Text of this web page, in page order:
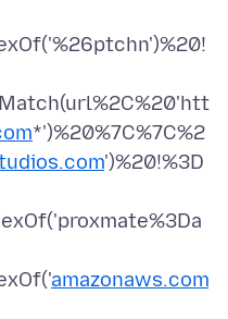
*')%20%7C%7C%2
')%20!%3D
amazonaws.com